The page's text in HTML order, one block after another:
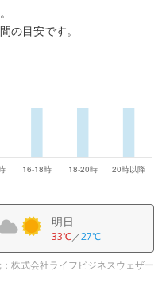
の目安です。
明日
33℃／27℃
株式会社ライフビジネスウェザー